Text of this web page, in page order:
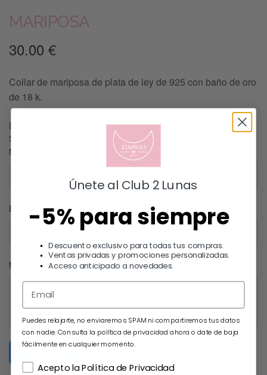
MARIPOSA
30.00€
Collar de mariposa de plata de ley de 925 con baño de oro
de 18 k.
Lo sentimos, este producto esta agotado.
Si le interesa, puede escribirnos un mensaje.
Nombre
Email
Mensaje
Únete al Club 2 Lunas
-5% para siempre
Descuento exclusivo para todas tus compras.
Ventas privadas y promociones personalizadas.
Acceso anticipado a novedades.
Puedes relajarte, no enviaremos SPAM ni compartiremos tus datos
con nadie. Consulta la política de privacidad ahora o date de baja
fácilmente en cualquier momento.
Acepto la Política de Privacidad